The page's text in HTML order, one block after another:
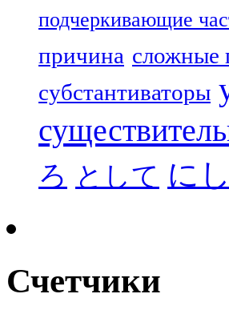
подчеркивающие
причина сложные
субстантиваторы
ろ として に
Счетчики